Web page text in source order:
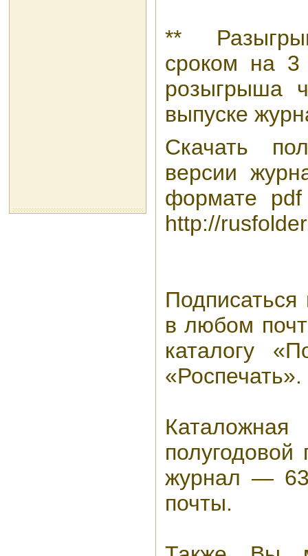
**
сроком на 3
розыгрыша
выпуске
Скачать
версии
формате
http://
в любом
каталогу
«Роспечать».
журнал —
почты.